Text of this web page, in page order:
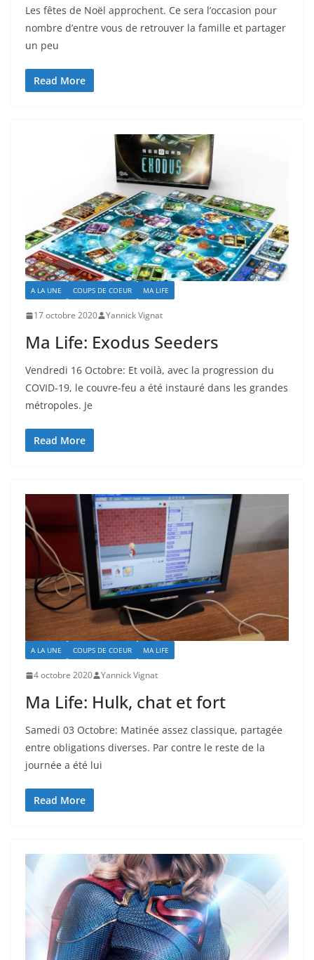
Les fêtes de Noël approchent. Ce sera l’occasion pour
nombre d’entre vous de retrouver la famille et partager
un peu
Read More
A LA UNE COUPS DE COEUR MA LIFE
17 octobre 2020 Yannick Vignat
Ma Life: Exodus Seeders
Vendredi 16 Octobre: Et voilà, avec la progression du
COVID-19, le couvre-feu a été instauré dans les grandes
métropoles. Je
Read More
A LA UNE COUPS DE COEUR MA LIFE
4 octobre 2020 Yannick Vignat
Ma Life: Hulk, chat et fort
Samedi 03 Octobre: Matinée assez classique, partagée
entre obligations diverses. Par contre le reste de la
journée a été lui
Read More